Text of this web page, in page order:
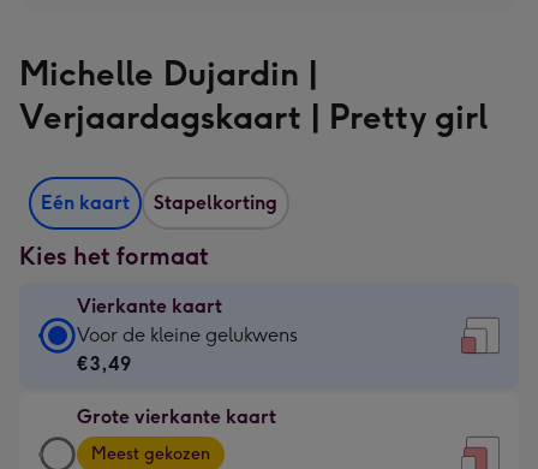
Michelle Dujardin |
Verjaardagskaart | Pretty girl
Eén kaart Stapelkorting
Kies het formaat
Vierkante kaart
Vierkante
kaart
€3,49
-
Voor de kleine gelukwens
€3,49
Grote vierkante kaart
Grote
Meest gekozen